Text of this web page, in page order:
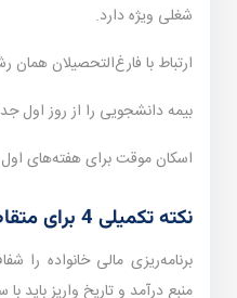
شغلی ویژه دارد.
ارتباط با فارغ‌التحصیلان همان
بیمه دانشجویی را از روز اول
اسکان موقت برای هفته‌های اول
نکته تکمیلی 4 برای متقاضیان ۲۰۲۶
برنامه‌ریزی مالی خانواده را
منبع درآمد و تاریخ واریز باید